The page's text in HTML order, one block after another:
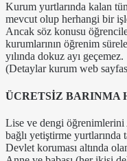
Kurum yurtlarında kalan
mevcut olup herhangi bir
Ancak söz konusu
kurumlarının öğrenim
yılında dokuz ayı geçemez.
(Detaylar kurum web
ÜCRETSİZ BARINMA
Lise ve dengi öğrenimlerini
bağlı yetiştirme yurtlarında
Devlet koruması altında